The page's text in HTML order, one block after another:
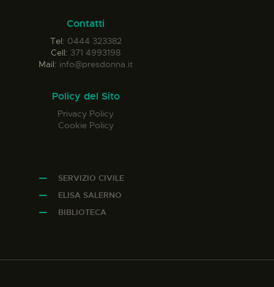
Contatti
Tel: 0444 323382
Cell: 371 4993198
Mail: info@presdonna.it
Policy del Sito
Privacy Policy
Cookie Policy
SERVIZIO CIVILE
ELISA SALERNO
BIBLIOTECA